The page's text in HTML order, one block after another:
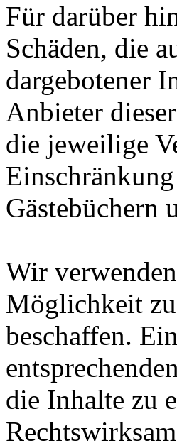
Für darüber
Schäden, die
dargebotener
Anbieter
die jeweilige
Gästebüchern
Wir
Möglichkeit
beschaffen.
die Inhalte zu